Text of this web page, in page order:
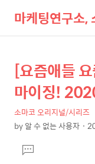
마케팅연구소,
상
세
텐
본
문
제
목
[요즘애들
마이징!
소마코 오리지널/시리즈
by알 수 없는 사용자
문댓
글